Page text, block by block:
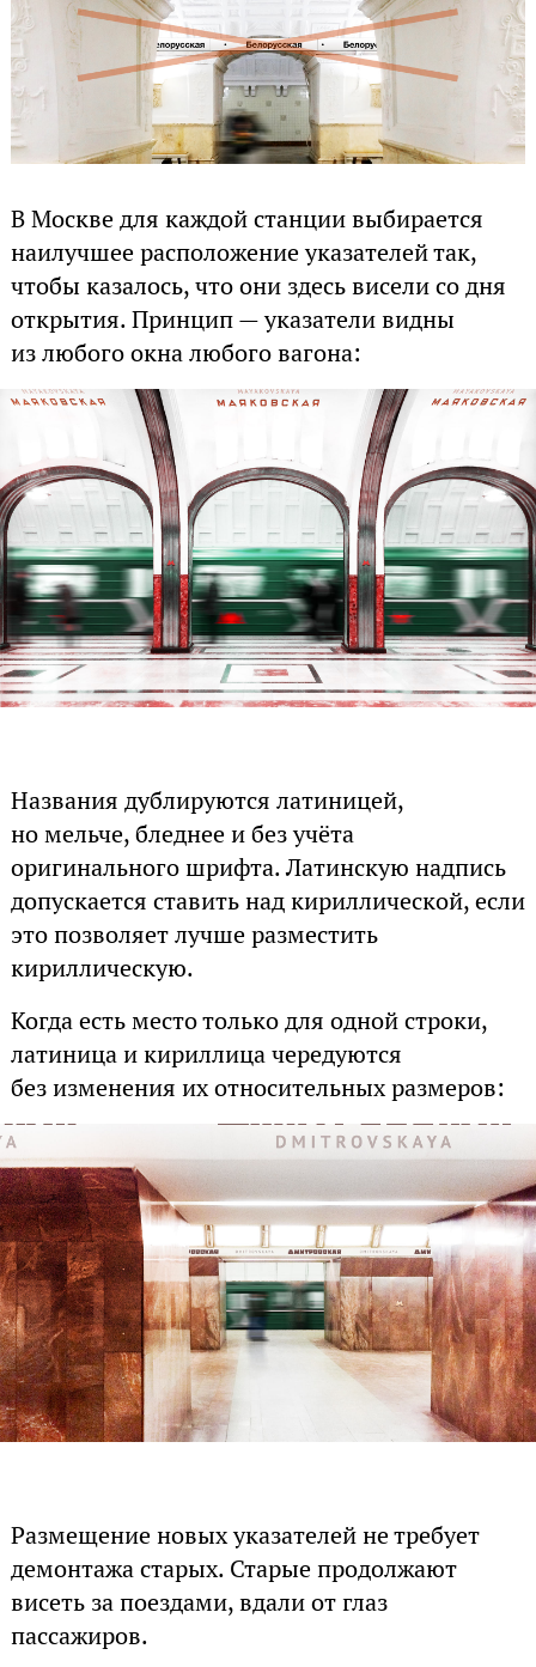
В Москве для каждой станции выбирается
наилучшее расположение указателей так,
чтобы казалось, что они здесь висели со дня
открытия. Принцип — указатели видны
из любого окна любого вагона:
Названия дублируются латиницей,
но мельче, бледнее и без учёта
оригинального шрифта. Латинскую надпись
допускается ставить над кириллической, если
это позволяет лучше разместить
кириллическую.
Когда есть место только для одной строки,
латиница и кириллица чередуются
без изменения их относительных размеров:
Размещение новых указателей не требует
демонтажа старых. Старые продолжают
висеть за поездами, вдали от глаз
пассажиров.